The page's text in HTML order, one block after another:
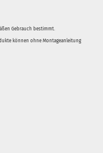
Gebrauch bestimmt.
können ohne Montageanleitung